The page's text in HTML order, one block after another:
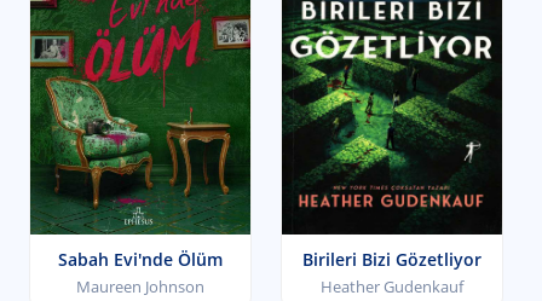
Sabah Evi'nde Ölüm
Maureen Johnson
Birileri Bizi Gözetliyor
Heather Gudenkauf